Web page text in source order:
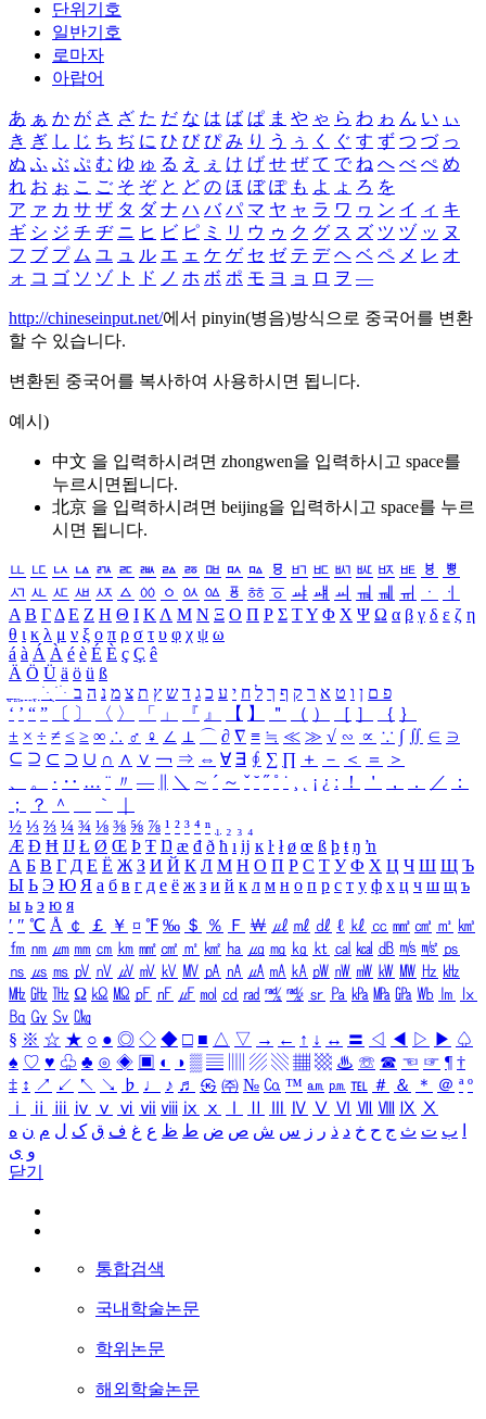
단위기호
일반기호
로마자
아랍어
あ ぁ か が さ ざ た だ な は ば ぱ ま や ゃ ら わ ゎ ん い ぃ
き ぎ し じ ち ぢ に ひ び ぴ み り う ぅ く ぐ す ず つ づ っ
ぬ ふ ぶ ぷ む ゆ ゅ る え ぇ け げ せ ぜ て で ね へ べ ぺ め
れ お ぉ こ ご そ ぞ と ど の ほ ぼ ぽ も よ ょ ろ を
ア ァ カ サ ザ タ ダ ナ ハ バ パ マ ヤ ャ ラ ワ ヮ ン イ ィ キ
ギ シ ジ チ ヂ ニ ヒ ビ ピ ミ リ ウ ゥ ク グ ス ズ ツ ヅ ッ ヌ
フ ブ プ ム ユ ュ ル エ ェ ケ ゲ セ ゼ テ デ ヘ ベ ペ メ レ オ
ォ コ ゴ ソ ゾ ト ド ノ ホ ボ ポ モ ヨ ョ ロ ヲ ―
http://chineseinput.net/에서 pinyin(병음)방식으로 중국어를 변환
할 수 있습니다.
변환된 중국어를 복사하여 사용하시면 됩니다.
예시)
中文 을 입력하시려면 zhongwen을 입력하시고 space를
누르시면됩니다.
北京 을 입력하시려면 beijing을 입력하시고 space를 누르
시면 됩니다.
ㅥ ㅦ ㅧ ㅨ ㅩ ㅪ ㅫ ㅬ ㅭ ㅮ ㅯ ㅰ ㅱ ㅲ ㅳ ㅴ ㅵ ㅶ ㅷ ㅸ
ㅹ
ㅺ ㅻ ㅼ ㅽ ㅾ ㅿ ㆀ ㆁ ㆂ ㆃ ㆄ ㆅ ㆆ ㆇ ㆈ ㆉ ㆊ ㆋ ㆌ ㆍ
ㆎ
Α Β ΓΔ Ε Ζ Η Θ Ι ΚΛ Μ Ν Ξ Ο Π Ρ Σ ΤΥ Φ Χ Ψ Ω α β γ δ ε ζ η
θ ι κ λ μ ν ξ ο π ρ σ τ υ φ χ ψ ω
á à Á À é è É È ç Ç ê
Ä Ö Ü ä ö ü ß
ִֶֹ ֻּ ׁׂ פ ם ן ו ט א ר ק ף ך ל ח י ע כ ג ד ש ץ ת צ מ נ ה ב
‘ ’ “ ” 〔 〕 〈 〉 「 」 『 』 【 】 ＂ （ ） ［ ］ ｛ ｝
± × ÷ ≠ ≤ ≥ ∞ ∴ ♂ ♀ ∠ ⊥ ⌒ ∂ ∇ ≡ ≒ ≪ ≫ √ ∽ ∝ ∵ ∫ ∬ ∈ ∋
⊆ ⊇ ⊂ ⊃ ∪ ∩ ∧ ∨ ￢ ⇒ ⇔ ∀ ∃ ∮ ∑ ∏ ＋ － ＜ ＝
＞
、
。 · ‥ … ¨ 〃 ― ＼ ∼ ´ ～ ˇ ˘ ˝ ˚ ˙ ¸ ¡ ¿ ː ！ ＇ ， ． ／
：
；
？ ＾ ｀
½ ⅓ ⅔ ¼ ¾ ⅛ ⅜ ⅝ ⅞ ¹ ² ³ ⁴ ⁿ ₁ ₂ ₃ ₄
Æ Ð Ħ Ĳ Ł Ø Œ Þ Ŧ Ŋ æ đ ð ħ ı ĳ ĸ ŀ ł ø œ ß þ ŧ ŋ ŉ
А Б В Г Д Е Ё Ж З И Й К Л М Н О П Р С Т У Ф Х Ц Ч Ш Щ Ъ
Ы Ь Э Ю Я а б в г д е ё ж з и й к л м н о п р с т у ф х ц ч ш щ ъ
ы ь э ю я
′ ″ ℃ Å ￠ ￡ ￥ ¤ ℉ ‰ ＄ ％ Ｆ ￦ ㎕ ㎖ ㎗ ℓ ㎘ ㏄ ㎣ ㎤ ㎥ ㎦
㎙ ㎚ ㎛ ㎜ ㎝ ㎞ ㎟ ㎠ ㎡ ㎢ ㏊ ㎍ ㎎ ㎏ ㏏ ㎈ ㎉ ㏈ ㎧ ㎨ ㎰
㎱ ㎲ ㎳ ㎴ ㎵ ㎶ ㎷ ㎸ ㎹ ㎀ ㎁ ㎂ ㎃ ㎄ ㎺ ㎻ ㎽ ㎾ ㎿ ㎐ ㎑
㎒ ㎓ ㎔ Ω ㏀ ㏁ ㎊ ㎋ ㎌ ㏖ ㏅ ㎭ ㎮ ㎯ ㏛ ㎩ ㎪ ㎫ ㎬ ㏝ ㏐
㏓
㏃ ㏉ ㏜ ㏆
§ ※ ☆ ★ ○ ● ◎ ◇ ◆ □ ■ △ ▽ → ← ↑ ↓ ↔ 〓 ◁ ◀ ▷ ▶ ♤
♠ ♡ ♥ ♧ ♣ ⊙ ◈ ▣ ◐ ◑ ▒ ▤ ▨ ▧ ▦ ▩ ♨ ☏ ☎ ☜ ☞ ¶ †
‡ ↕ ↗ ↙ ↖ ↘ ♭ ♩ ♪ ♬ ㉿ ㈜ № ㏇ ™ ㏂ ㏘ ℡ ＃ ＆ ＊ ＠ ª º
ⅰ
ⅱ ⅲ ⅳ ⅴ ⅵ ⅶ ⅷ ⅸ ⅹ Ⅳ Ⅴ Ⅵ Ⅶ Ⅷ Ⅸ Ⅹ
ب ت ث ج ح خ د ذ ر ز س ش ص ض ط ظ ع غ ف ق ک ل م ن ه
و ی
닫기
통합검색
국내학술논문
학위논문
해외학술논문